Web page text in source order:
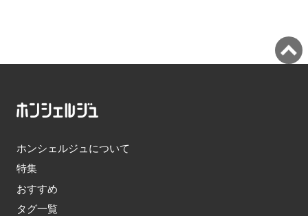
ホンシェルジュについて
特集
おすすめ
タグ一覧